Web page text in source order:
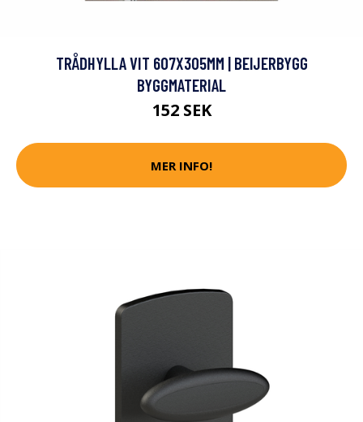
TRÅDHYLLA VIT 607X305MM | BEIJERBYGG
BYGGMATERIAL
152 SEK
MER INFO!